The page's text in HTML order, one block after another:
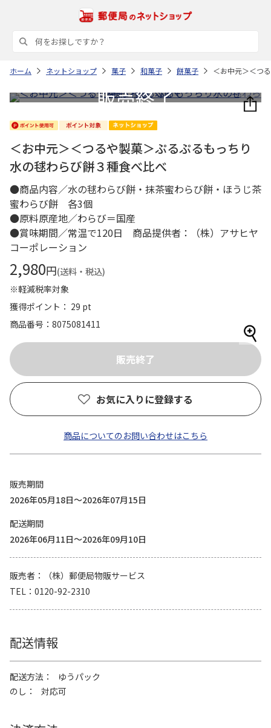
ホーム ネットショップ 菓子 和菓子 餅菓子 ＜お中元＞＜つ
＜お中元＞＜つるや製菓＞ぷるぷるもっちり
水の毬わらび餅３種食べ比べ
●商品内容／水の毬わらび餅・抹茶蜜わらび餅・ほうじ茶
蜜わらび餅 各3個
●原料原産地／わらび＝国産
●賞味期間／常温で120日 商品提供者：（株）アサヒヤ
コーポレーション
2,980円(送料・税込)
※軽減税率対象
獲得ポイント： 29 pt
商品番号
8075081411
お気に入りに登録する
商品についてのお問い合わせはこちら
販売期間
2026年05月18日～2026年07月15日
配送期間
2026年06月11日～2026年09月10日
販売者
（株）郵便局物販サービス
TEL
0120-92-2310
配送情報
配送方法
ゆうパック
のし
対応可